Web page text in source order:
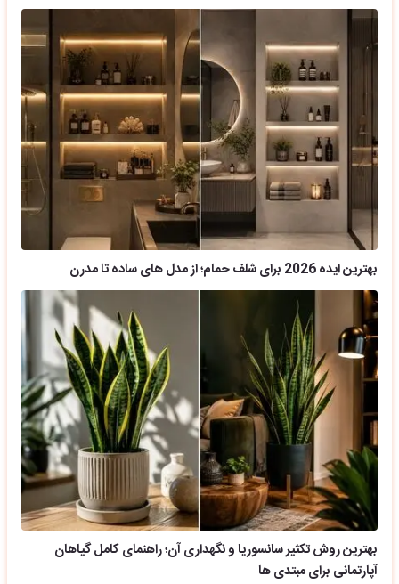
بهترین ایده 2026 برای شلف حمام؛ از مدل های ساده تا مدرن
بهترین روش تکثیر سانسوریا و نگهداری آن؛ راهنمای کامل گیاهان
آپارتمانی برای مبتدی ها